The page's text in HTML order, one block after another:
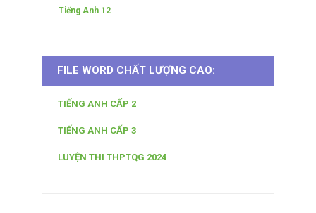
Tiếng Anh 12
FILE WORD CHẤT LƯỢNG CAO:
TIẾNG ANH CẤP 2
TIẾNG ANH CẤP 3
LUYỆN THI THPTQG 2024